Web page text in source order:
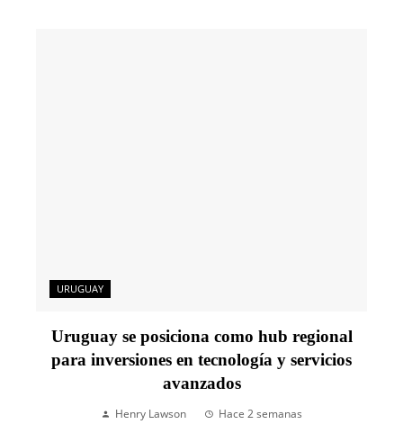
URUGUAY
Uruguay se posiciona como hub regional
para inversiones en tecnología y servicios
avanzados
Henry Lawson Hace 2 semanas